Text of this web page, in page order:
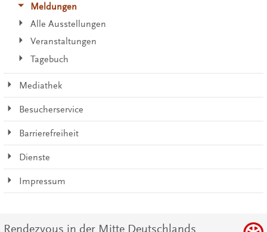
Meldungen
Alle Ausstellungen
Veranstaltungen
Tagebuch
Mediathek
Besucherservice
Barrierefreiheit
Dienste
Impressum
Rendezvous in der Mitte Deutschlands